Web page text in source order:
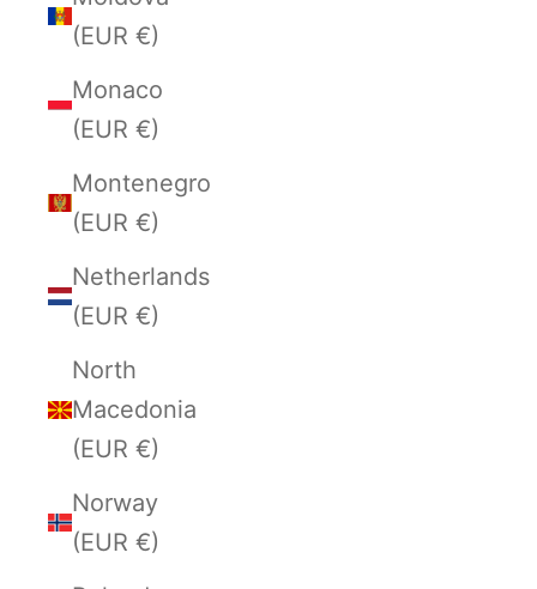
(EUR €)
Monaco
(EUR €)
Montenegro
(EUR €)
Netherlands
(EUR €)
North
Macedonia
(EUR €)
Norway
(EUR €)